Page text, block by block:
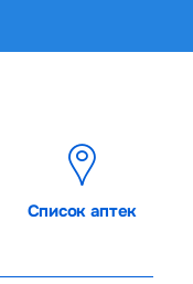
Список аптек